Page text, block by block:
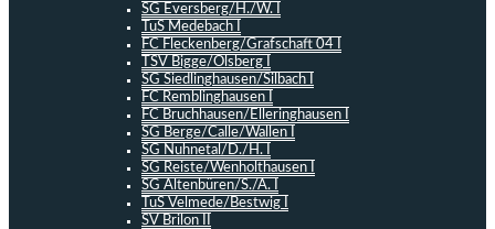
SG Eversberg/H./W. I
TuS Medebach I
FC Fleckenberg/Grafschaft 04 I
TSV Bigge/Olsberg I
SG Siedlinghausen/Silbach I
FC Remblinghausen I
FC Bruchhausen/Elleringhausen I
SG Berge/Calle/Wallen I
SG Nuhnetal/D./H. I
SG Reiste/Wenholthausen I
SG Altenbüren/S./A. I
TuS Velmede/Bestwig I
SV Brilon II